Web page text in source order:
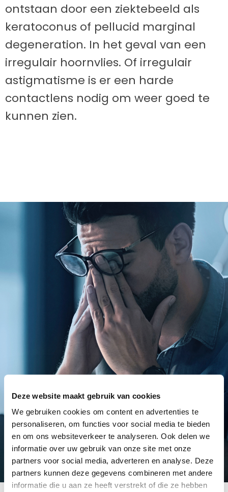
Deze website maakt gebruik van cookies
We gebruiken cookies om content en advertenties te
personaliseren, om functies voor social media te bieden
en om ons websiteverkeer te analyseren. Ook delen we
informatie over uw gebruik van onze site met onze
partners voor social media, adverteren en analyse. Deze
partners kunnen deze gegevens combineren met andere
informatie die u aan ze heeft verstrekt of die ze hebben
ontstaan door een ziektebeeld als
keratoconus of pellucid marginal
degeneration. In het geval van een
irregulair hoornvlies. Of irregulair
astigmatisme is er een harde
contactlens nodig om weer goed te
kunnen zien.